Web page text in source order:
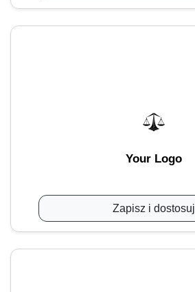
Your Logo
Zapisz i dostosuj